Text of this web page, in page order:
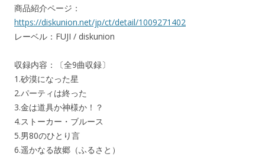
商品紹介ページ：
https://diskunion.net/jp/ct/detail/1009271402
レーベル：FUJI / diskunion
収録内容：〔全9曲収録〕
1.砂漠になった星
2.パーティは終った
3.金は道具か神様か！？
4.ストーカー・ブルース
5.男80のひとり言
6.遥かなる故郷（ふるさと）